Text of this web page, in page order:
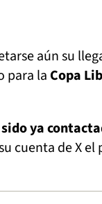
aún su
para la Copa
ya
cuenta de X